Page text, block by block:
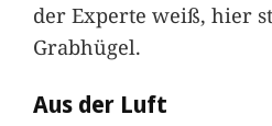
der Experte weiß, hier
Grabhügel.
Aus der Luft